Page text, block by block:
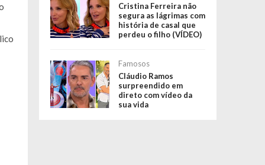
Cristina Ferreira não
segura as lágrimas com
história de casal que
perdeu o filho (VÍDEO)
Famosos
Cláudio Ramos
surpreendido em
direto com vídeo da
sua vida